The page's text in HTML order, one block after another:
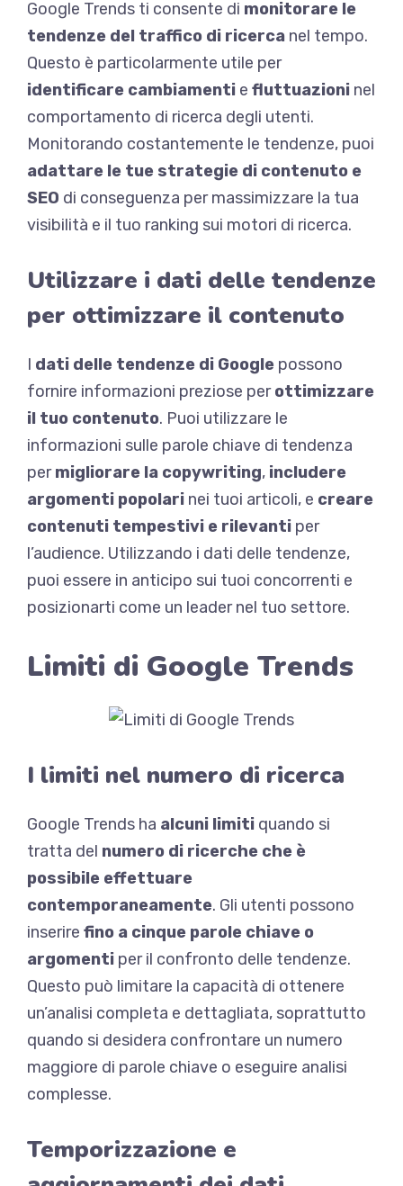
Google Trends ti consente di monitorare le
tendenze del traffico di ricerca nel tempo.
Questo è particolarmente utile per
identificare cambiamenti e fluttuazioni nel
comportamento di ricerca degli utenti.
Monitorando costantemente le tendenze, puoi
adattare le tue strategie di contenuto e
SEO di conseguenza per massimizzare la tua
visibilità e il tuo ranking sui motori di ricerca.
Utilizzare i dati delle tendenze
per ottimizzare il contenuto
I dati delle tendenze di Google possono
fornire informazioni preziose perottimizzare
il tuo contenuto. Puoi utilizzare le
informazioni sulle parole chiave di tendenza
permigliorare la copywriting, includere
argomenti popolari nei tuoi articoli, e creare
contenuti tempestivi e rilevanti per
l’audience. Utilizzando i dati delle tendenze,
puoi essere in anticipo sui tuoi concorrenti e
posizionarti come un leader nel tuo settore.
Limiti di Google Trends
I limiti nel numero di ricerca
Google Trends ha alcuni limiti quando si
tratta del numero di ricerche che è
possibile effettuare
contemporaneamente. Gli utenti possono
inserire fino a cinque parole chiave o
argomenti per il confronto delle tendenze.
Questo può limitare la capacità di ottenere
un’analisi completa e dettagliata, soprattutto
quando si desidera confrontare un numero
maggiore di parole chiave o eseguire analisi
complesse.
Temporizzazione e